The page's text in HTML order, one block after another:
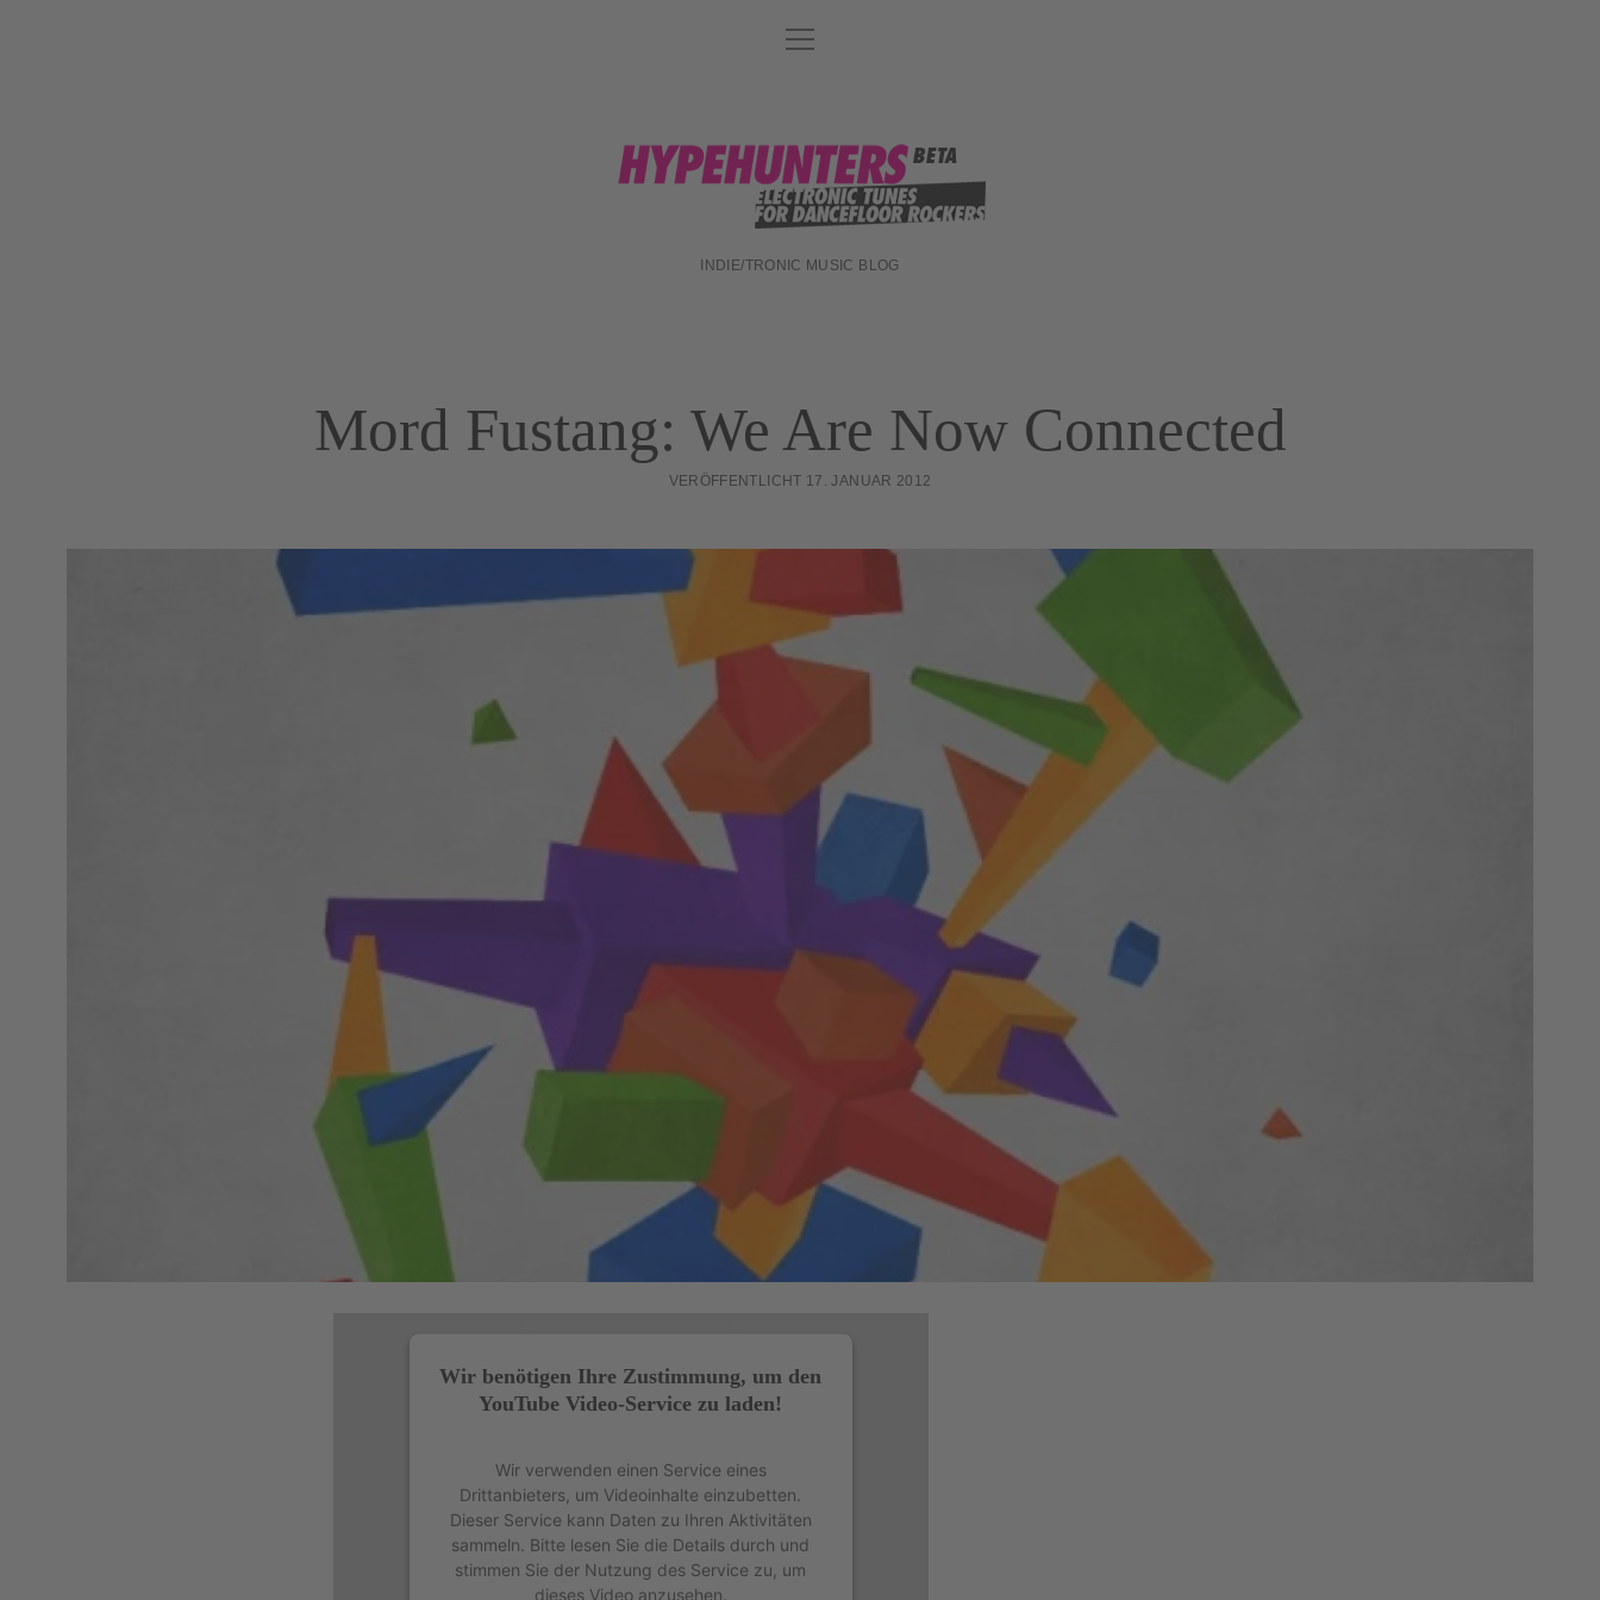
DATENSCHUTZ
ABOUT
IMPRESSUM
Menü
öffnen
hypehunters
INDIE/TRONIC MUSIC BLOG
Mord Fustang: We Are Now Connected
VERÖFFENTLICHT 17. JANUAR 2012
Wir benötigen Ihre Zustimmung, um den
YouTube Video-Service zu laden!
Wir verwenden einen Service eines
Drittanbieters, um Videoinhalte einzubetten.
Dieser Service kann Daten zu Ihren Aktivitäten
sammeln. Bitte lesen Sie die Details durch und
stimmen Sie der Nutzung des Service zu, um
dieses Video anzusehen.